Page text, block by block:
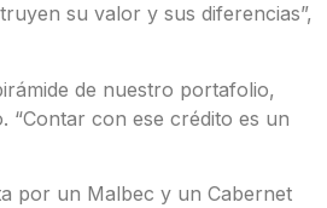
su valor y sus diferencias”,
de nuestro portafolio,
“Contar con ese crédito es un
por un Malbec y un Cabernet